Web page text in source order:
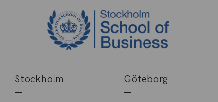
Stockholm Göteborg